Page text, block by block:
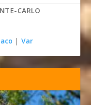
CARLO
| Var